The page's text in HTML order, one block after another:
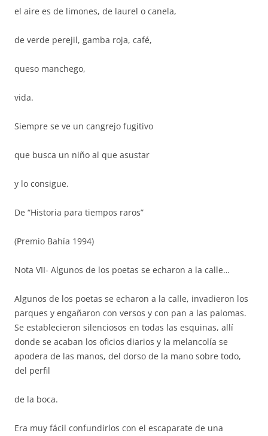
el aire es de limones, de laurel o canela,
de verde perejil, gamba roja, café,
queso manchego,
vida.
Siempre se ve un cangrejo fugitivo
que busca un niño al que asustar
y lo consigue.
De “Historia para tiempos raros”
(Premio Bahía 1994)
Nota VII- Algunos de los poetas se echaron a la calle…
Algunos de los poetas se echaron a la calle, invadieron los
parques y engañaron con versos y con pan a las palomas.
Se establecieron silenciosos en todas las esquinas, allí
donde se acaban los oficios diarios y la melancolía se
apodera de las manos, del dorso de la mano sobre todo,
del perfil
de la boca.
Era muy fácil confundirlos con el escaparate de una